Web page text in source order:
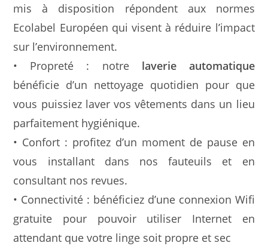
mis à disposition répondent aux normes
Ecolabel Européen qui visent à réduire l’impact
sur l’environnement.
• Propreté : notre laverie automatique
bénéficie d’un nettoyage quotidien pour que
vous puissiez laver vos vêtements dans un lieu
parfaitement hygiénique.
• Confort : profitez d’un moment de pause en
vous installant dans nos fauteuils et en
consultant nos revues.
• Connectivité : bénéficiez d’une connexion Wifi
gratuite pour pouvoir utiliser Internet en
attendant que votre linge soit propre et sec